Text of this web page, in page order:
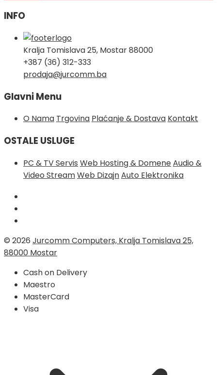
INFO
Kralja Tomislava 25, Mostar 88000
+387 (36) 312-333
prodaja@jurcomm.ba
Glavni Menu
O Nama Trgovina Plaćanje & Dostava Kontakt
OSTALE USLUGE
PC & TV Servis Web Hosting & DomeneAudio &
Video StreamWeb DizajnAuto Elektronika
© 2026 Jurcomm Computers, Kralja Tomislava 25,
88000 Mostar
Cash on Delivery
Maestro
MasterCard
Visa